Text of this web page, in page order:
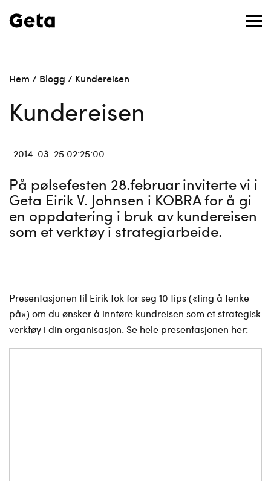
Hem / Blogg / Kundereisen
Kundereisen
2014-03-25 02:25:00
På pølsefesten 28.februar inviterte vi i
Geta Eirik V. Johnsen i KOBRA for å gi
en oppdatering i bruk av kundereisen
som et verktøy i strategiarbeide.
Presentasjonen til Eirik tok for seg 10 tips («ting å tenke
på») om du ønsker å innføre kundreisen som et strategisk
verktøy i din organisasjon. Se hele presentasjonen her: